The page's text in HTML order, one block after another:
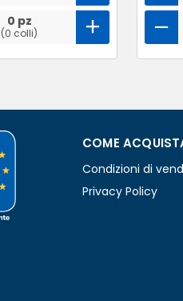
0 pz
(0 colli)
COME
Condizioni di
Privacy Policy